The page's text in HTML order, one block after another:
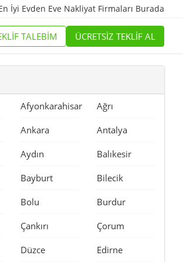
İyi Evden Eve Nakliyat Firmaları Burada
ÜCRETSİZ TEKLİF AL
TALEBİM
Afyonkarahisar Ağrı
Ankara Antalya
Aydın Balıkesir
Bayburt Bilecik
Bolu Burdur
Çankırı Çorum
Düzce Edirne